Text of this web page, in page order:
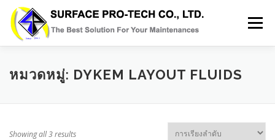
content
Menu
HOME SERVICES MRO PRODUCT
หมวดหมู่: DYKEM LAYOUT FLUIDS
Showing all 3 results